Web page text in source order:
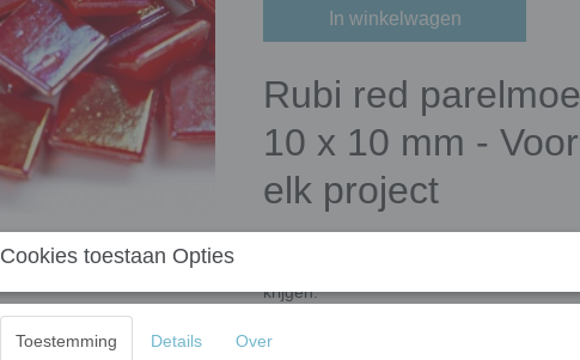
In winkelwagen
Rubi red
10 x 10 mm -
elk project
Onze parelmoer mozaïeksteentjes
mineraal. Naderhand worden de
krijgen.
Waarom kiezen voor onze
Cookies toestaan Opties
Toestemming Details Over